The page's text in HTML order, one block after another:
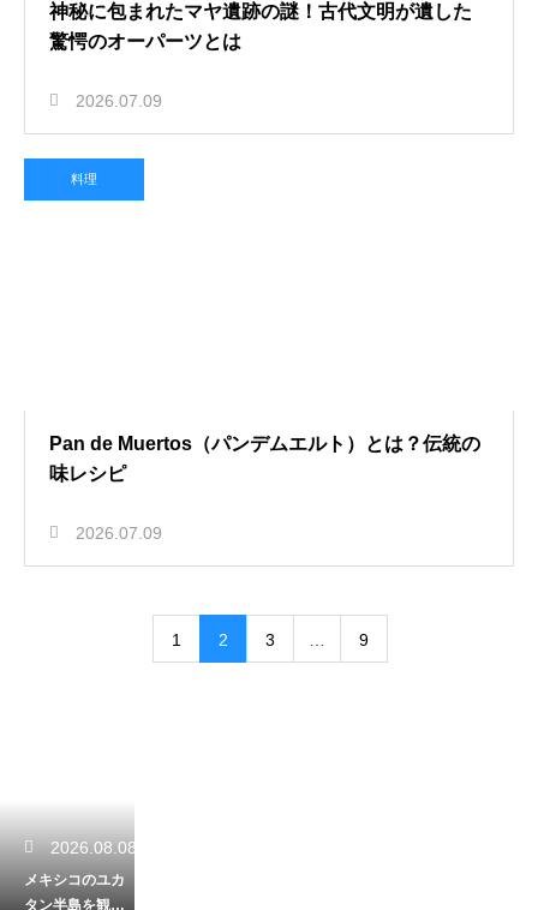
神秘に包まれたマヤ遺跡の謎！古代文明が遺した
驚愕のオーパーツとは
2026.07.09
料理
Pan de Muertos（パンデムエルト）とは？伝統の
味レシピ
2026.07.09
1 2 3 9
2026.08.08
メキシコのユカ
タン半島を観